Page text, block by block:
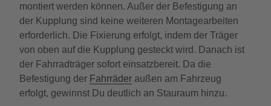
montiert werden können. Außer der Befestigung an
der Kupplung sind keine weiteren Montagearbeiten
erforderlich. Die Fixierung erfolgt, indem der Träger
von oben auf die Kupplung gesteckt wird. Danach ist
der Fahrradträger sofort einsatzbereit. Da die
Befestigung der Fahrräder außen am Fahrzeug
erfolgt, gewinnst Du deutlich an Stauraum hinzu.